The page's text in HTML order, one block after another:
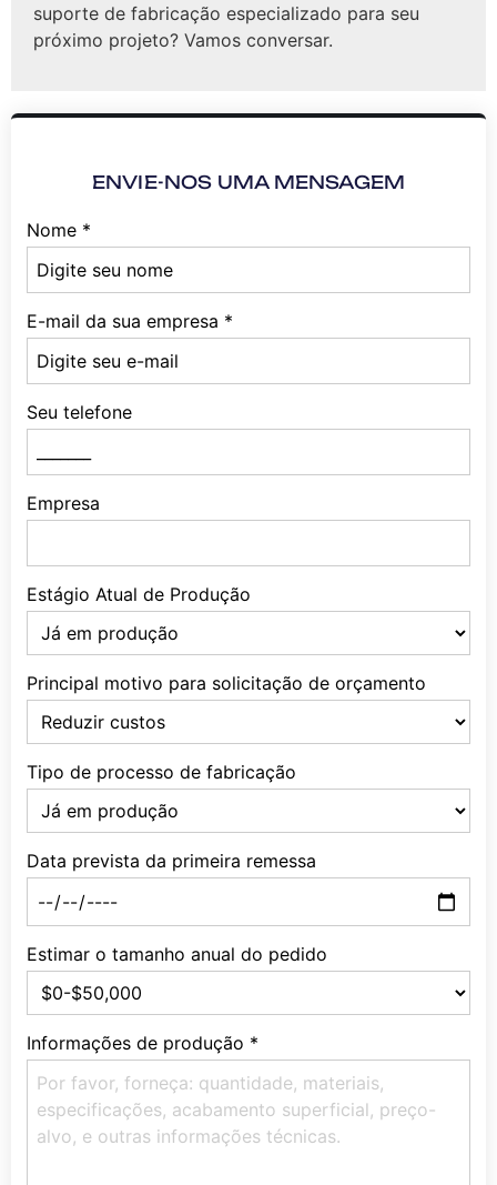
suporte de fabricação especializado para seu
próximo projeto? Vamos conversar.
ENVIE-NOS UMA MENSAGEM
Nome *
E-mail da sua empresa *
Seu telefone
Empresa
Estágio Atual de Produção
Principal motivo para solicitação de orçamento
Tipo de processo de fabricação
Data prevista da primeira remessa
Estimar o tamanho anual do pedido
Informações de produção *